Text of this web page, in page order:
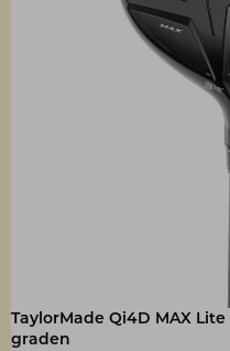
TaylorMade Qi4D MAX
graden